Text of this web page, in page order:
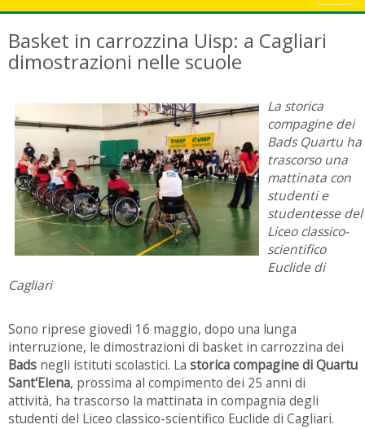
Basket in carrozzina Uisp: a Cagliari
dimostrazioni nelle scuole
La storica
compagine dei
Bads Quartu ha
trascorso una
mattinata con
studenti e
studentesse del
Liceo classico-
scientifico
Euclide di
Cagliari
Sono riprese giovedì 16 maggio, dopo una lunga
interruzione, le dimostrazioni di basket in carrozzina dei
Bads negli istituti scolastici. La storica compagine di Quartu
Sant'Elena, prossima al compimento dei 25 anni di
attività, ha trascorso la mattinata in compagnia degli
studenti del Liceo classico-scientifico Euclide di Cagliari.